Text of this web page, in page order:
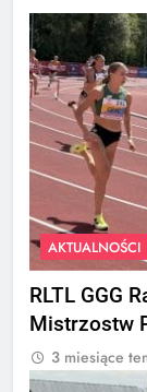
AKTUALNOŚCI
RLTL GGG
Mistrzostw
3 miesiące